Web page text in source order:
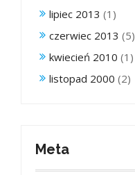
lipiec 2013 (1)
czerwiec 2013 (5)
kwiecień 2010 (1)
listopad 2000 (2)
Meta